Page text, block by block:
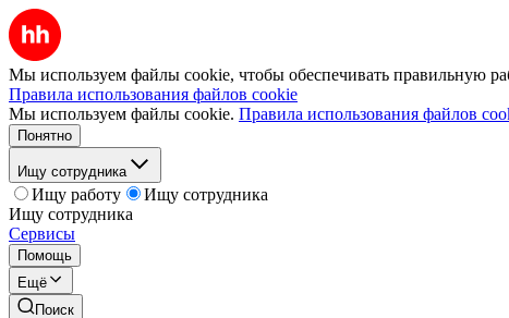
Мы используем файлы cookie, чтобы обеспечивать правильную
Правила использования файлов cookie
Мы используем файлы cookie. Правила использования файлов
Понятно
Ищу сотрудника
Ищу работу
Ищу сотрудника
Ищу сотрудника
Сервисы
Помощь
Ещё
Поиск